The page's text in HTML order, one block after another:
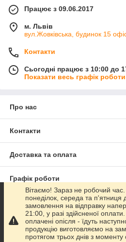
Працює з 09.06.2017
м. Львів
вул.Жовківська, будинок 15
Контакти
Сьогодні працює з 10:00 до
Показати весь графік роботи
Про нас
Контакти
Доставка та оплата
Графік роботи
Повна версія сайту
Сайт створено на маркетплейсі
Вітаємо! Зараз не робочий час.
понеділок, середа та
замовлення на відправку
21:00, у разі здійсненої
оплачені опісля - їдуть
продукцію виготовляємо на
протягом трьох днів з